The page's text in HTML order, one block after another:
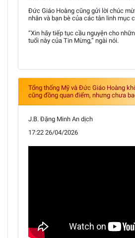
Đức Giáo Hoàng cũng gửi lời chúc
nhân và bạn bè của các tân linh mục
“Xin hãy tiếp tục cầu nguyện cho
tuổi này của Tin Mừng,” ngài nói.
Tổng thống Mỹ và Đức Giáo Hoàng
cũng đồng quan điểm, nhưng chưa
J.B. Đặng Minh An dịch
17:22 26/04/2026